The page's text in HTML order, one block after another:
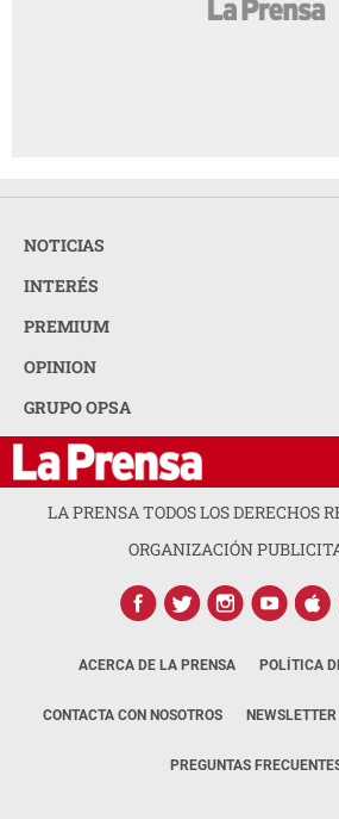
NOTICIAS
INTERÉS
PREMIUM
OPINION
GRUPO OPSA
LA PRENSA TODOS LOS DERECHOS
ORGANIZACIÓN
ACERCA DE LA PRENSA POLÍTICA
CONTACTA CON NOSOTROS NEWSLETTER
PREGUNTAS